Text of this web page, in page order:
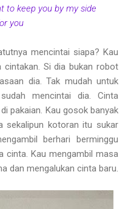
to keep you by my side
you
mencintai siapa? Kau
Si dia bukan robot
dia. Tak mudah untuk
mencintai dia. Cinta
pakaian. Kau gosok banyak
sekalipun kotoran itu sukar
berhari berminggu
cinta. Kau mengambil masa
dan mengalukan cinta baru.